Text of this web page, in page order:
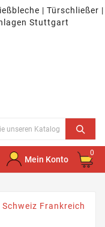
| Türschließer |
Stuttgart
Mein Konto
0
Frankreich